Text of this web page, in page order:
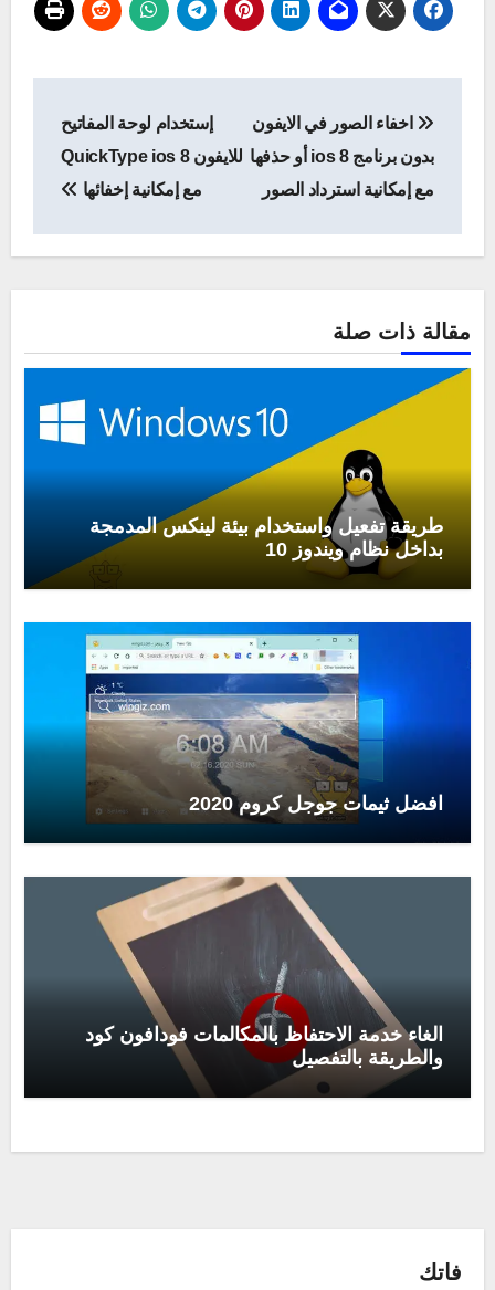
المقالات
اخفاء الصور في الايفون
بدون برنامج ios 8 أو حذفها
مع إمكانية استرداد الصور
إستخدام لوحة المفاتيح
للايفون QuickType ios 8
مع إمكانية إخفائها
مقالة ذات صلة
طريقة تفعيل واستخدام بيئة لينكس المدمجة
بداخل نظام ويندوز 10
افضل ثيمات جوجل كروم 2020
الغاء خدمة الاحتفاظ بالمكالمات فودافون كود
والطريقة بالتفصيل
فاتك